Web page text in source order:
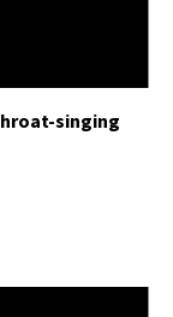
singing